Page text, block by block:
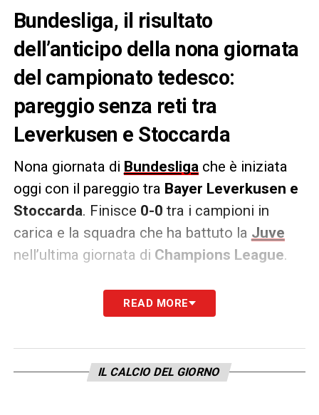
Bundesliga, il risultato
dell’anticipo della nona giornata
del campionato tedesco:
pareggio senza reti tra
Leverkusen e Stoccarda
Nona giornata di Bundesliga che è iniziata
oggi con il pareggio tra Bayer Leverkusen e
Stoccarda. Finisce 0-0 tra i campioni in
carica e la squadra che ha battuto la Juve
nell’ultima giornata di Champions League.
Domani pomeriggio toccherà al
affrontare l’Union Berlino
READ MORE
IL CALCIO DEL GIORNO